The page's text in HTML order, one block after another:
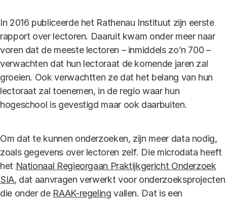
In 2016 publiceerde het Rathenau Instituut zijn eerste
rapport over lectoren. Daaruit kwam onder meer naar
voren dat de meeste lectoren – inmiddels zo’n 700 –
verwachten dat hun lectoraat de komende jaren zal
groeien. Ook verwachtten ze dat het belang van hun
lectoraat zal toenemen, in de regio waar hun
hogeschool is gevestigd maar ook daarbuiten.
Om dat te kunnen onderzoeken, zijn meer data nodig,
zoals gegevens over lectoren zelf. Die microdata heeft
het Nationaal Regieorgaan Praktijkgericht Onderzoek
SIA, dat aanvragen verwerkt voor onderzoeksprojecten
die onder de RAAK-regeling vallen. Dat is een